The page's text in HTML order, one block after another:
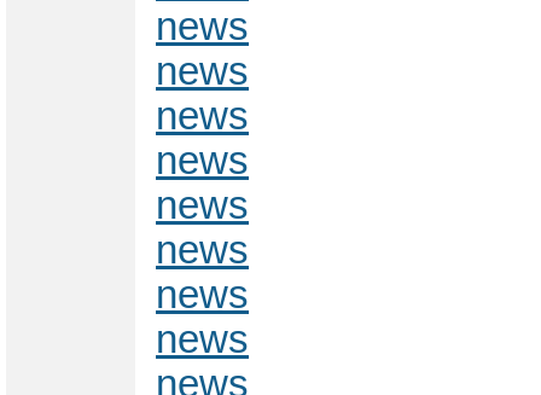
news
news
news
news
news
news
news
news
news